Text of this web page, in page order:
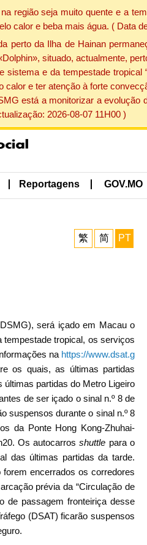
região seja muito quente e a
calor e beba mais água. ( Data
perto da Ilha de Hainan
situado, actualmente,
e da tempestade tropical
e ter atenção à forte
está a monitorizar a evolução
2026-08-07 11H00 )
Reportagens GOV.MO
繁 简 PT
será içado em Macau o
tempestade tropical, os serviços
na https://www.dsat.g
os quais, as últimas partidas
partidas do Metro Ligeiro
de ser içado o sinal n.º 8 de
suspensos durante o sinal n.º 8
da Ponte Hong Kong-Zhuhai-
Os autocarrosshuttle para o
das últimas partidas da tarde.
encerrados os corredores
prévia da “Circulação de
de passagem fronteiriça desse
(DSAT) ficarão suspensos